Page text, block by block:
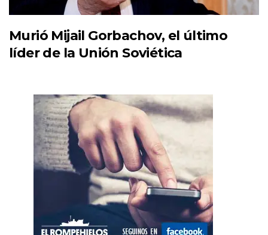
Murió Mijail Gorbachov, el último
líder de la Unión Soviética